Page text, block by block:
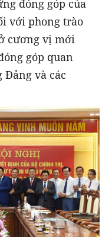
đóng góp của
với phong trào
cương vị mới
góp quan
Đảng và các